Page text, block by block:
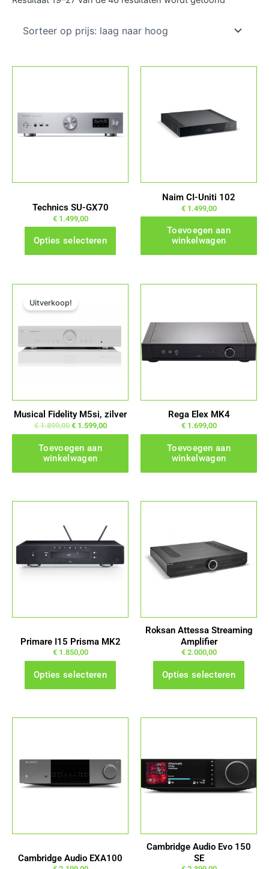
hoog
Technics SU-GX70
€1.499,00
Opties selecteren
meerdere
variaties.
worden
op
productpagina
Naim CI-Uniti 102
€1.499,00
Toevoegen aan
winkelwagen
Uitverkoop!
Musical Fidelity M5si, zilver
€1.899,00
Oorspronkelijke prijs was: € 1.899,00.
€1.599,00
Huidige prijs is: € 1.599,00.
Toevoegen aan
winkelwagen
Rega Elex MK4
€1.699,00
Toevoegen aan
winkelwagen
Primare I15 Prisma MK2
€1.850,00
Opties selecteren
heeft
meerdere
variaties.
worden
op
productpagina
Roksan Attessa Streaming
Amplifier
€2.000,00
Opties selecteren
meerdere
variaties.
worden
op
productpagina
Cambridge Audio EXA100
Cambridge Audio Evo 150
SE